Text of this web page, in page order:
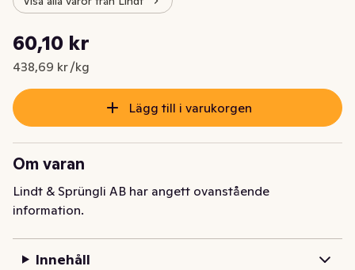
Nuvarande pris är: 60,10 kr
60,10 kr
438,69 kr /kg
Styckpris: 438,69 kr /kg
Lägg till i varukorgen
Om varan
Lindt & Sprüngli AB har angett ovanstående
information.
Innehåll